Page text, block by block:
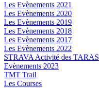
Les Evènements 2021
Les Evènements 2020
Les Evènements 2019
Les Evènements 2018
Les Evènements 2017
Les Evènements 2022
STRAVA Activité des TARAS
Evènements 2023
TMT Trail
Les Courses